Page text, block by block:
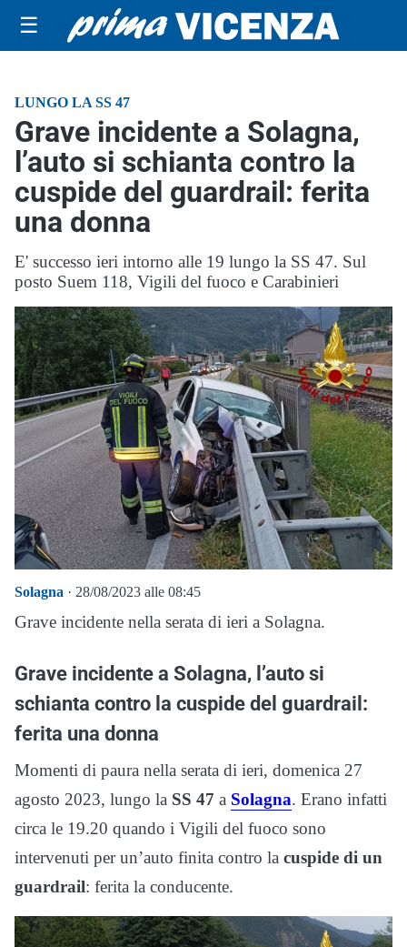
☰
LUNGO LA SS 47
Grave incidente a Solagna,
l’auto si schianta contro la
cuspide del guardrail: ferita
una donna
E' successo ieri intorno alle 19 lungo la SS 47. Sul
posto Suem 118, Vigili del fuoco e Carabinieri
Solagna · 28/08/2023 alle 08:45
Grave incidente nella serata di ieri a Solagna.
Grave incidente a Solagna, l’auto si
schianta contro la cuspide del guardrail:
ferita una donna
Momenti di paura nella serata di ieri, domenica 27
agosto 2023, lungo la SS 47 a Solagna. Erano infatti
circa le 19.20 quando i Vigili del fuoco sono
intervenuti per un’auto finita contro la cuspide di un
guardrail: ferita la conducente.